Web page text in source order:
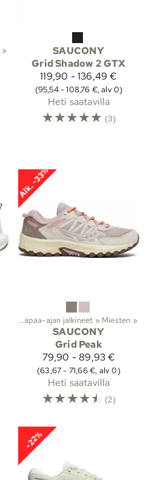
‪»
SAUCONY
Grid Shadow 2 GTX
119,90 - 136,49 €
(95,54 - 108,76 €, alv 0)
Heti saatavilla
☆☆☆☆☆ (3)
Alk. -33%
Vapaa-ajan jalkineet ‪» Miesten ‪»
SAUCONY
Grid Peak
79,90 - 89,93 €
(63,67 - 71,66 €, alv 0)
Heti saatavilla
☆☆☆☆☆ (2)
-22%